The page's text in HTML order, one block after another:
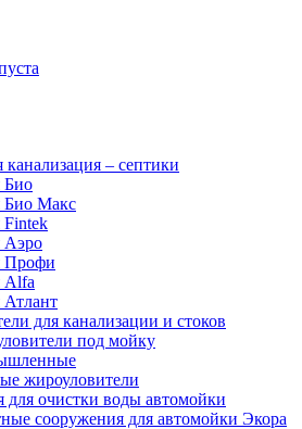
– септики
Био
Био Макс
Fintek
Аэро
Профи
Alfa
для канализации и стоков
под мойку
жироуловители
для очистки воды автомойки
сооружения для автомойки Экора